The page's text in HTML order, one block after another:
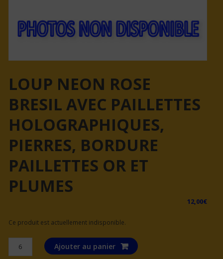
LOUP NEON ROSE
BRESIL AVEC PAILLETTES
HOLOGRAPHIQUES,
PIERRES, BORDURE
PAILLETTES OR ET
PLUMES
12,00€
Ce produit est actuellement indisponible.
quantité
de
Ajouter au panier